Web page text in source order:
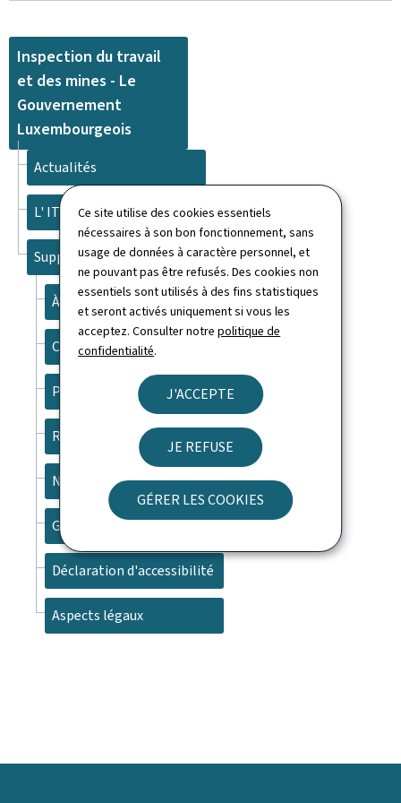
Ce site utilise des cookies essentiels
nécessaires à son bon fonctionnement, sans
usage de données à caractère personnel, et
ne pouvant pas être refusés. Des cookies non
essentiels sont utilisés à des fins statistiques
et seront activés uniquement si vous les
acceptez. Consulter notrepolitique de
confidentialité.
J'ACCEPTE
JE REFUSE
GÉRER LES COOKIES
Inspection du travail
et des mines - Le
Gouvernement
Luxembourgeois
Actualités
L' ITM
Support
À propos du site
Contact
Plan du site
Recherche
Newsletter
Gestion des cookies
Déclaration d'accessibilité
Aspects légaux